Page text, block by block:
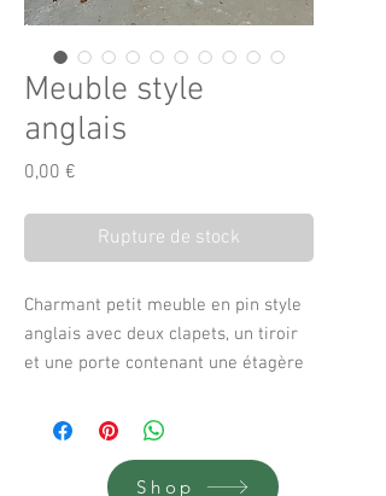
Meuble style
anglais
0,00 €
Rupture de stock
Charmant petit meuble en pin style
anglais avec deux clapets, un tiroir
et une porte contenant une étagère
Patine bois brut légèrement
53 cm de profondeur
Shop